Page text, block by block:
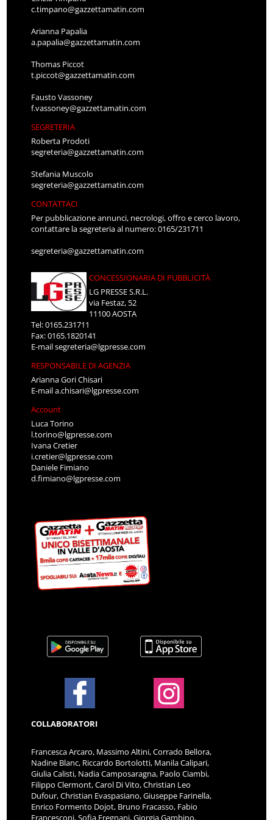
c.timpano@gazzettamatin.com
Arianna Papalia
a.papalia@gazzettamatin.com
Thomas Piccot
t.piccot@gazzettamatin.com
Fausto Vassoney
f.vassoney@gazzettamatin.com
SEGRETERIA
Roberta Prodoti
segreteria@gazzettamatin.com
Stefania Muscolo
segreteria@gazzettamatin.com
CONTATTACI
Per pubblicazione annunci, necrologi, offro e cerco lavoro,
contattare la segreteria al numero: 0165/231711
segreteria@gazzettamatin.com
CONCESSIONARIA DI PUBBLICITÀ
LG PRESSE S.R.L.
via Festaz, 52
11100 AOSTA
Tel: 0165.231711
Fax: 0165.1820141
E-mailsegreteria@lgpresse.com
RESPONSABILE DI AGENZIA
Arianna Gori Chisari
E-maila.chisari@lgpresse.com
Account
Luca Torino
l.torino@lgpresse.com
Ivana Cretier
i.cretier@lgpresse.com
Daniele Fimiano
d.fimiano@lgpresse.com
COLLABORATORI
Francesca Arcaro, Massimo Altini, Corrado Bellora,
Nadine Blanc, Riccardo Bortolotti, Manila Calipari,
Giulia Calisti, Nadia Camposaragna, Paolo Ciambi,
Filippo Clermont, Carol Di Vito, Christian Leo
Dufour, Christian Evaspasiano, Giuseppe Farinella,
Enrico Formento Dojot, Bruno Fracasso, Fabio
Francesconi, Sofia Fregnani, Giorgia Gambino,